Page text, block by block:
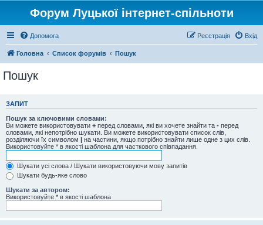
Форум Луцької інтернет-спільноти
Допомога Вхід
Реєстрація
Головна Список форумів Пошук
Пошук
ЗАПИТ
Пошук за ключовими словами:
Ви можете використовувати + перед словами, які ви хочете знайти та - перед
словами, які непотрібно шукати. Ви можете використовувати список слів,
розділяючи їх символом | на частини, якщо потрібно знайти лише одне з цих слів.
Використовуйте * в якості шаблона для часткового співпадання.
Шукати усі слова / Шукати використовуючи мову запитів
Шукати будь-яке слово
Шукати за автором:
Використовуйте * в якості шаблона